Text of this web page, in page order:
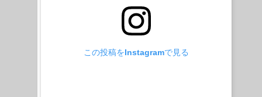
この投稿をInstagramで見る